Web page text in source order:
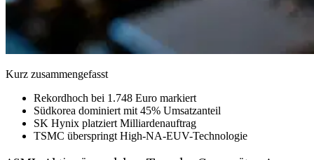
Kurz zusammengefasst
Rekordhoch bei 1.748 Euro markiert
Südkorea dominiert mit 45% Umsatzanteil
SK Hynix platziert Milliardenauftrag
TSMC überspringt High-NA-EUV-Technologie